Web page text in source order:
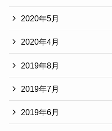
2020年5月
2020年4月
2019年8月
2019年7月
2019年6月